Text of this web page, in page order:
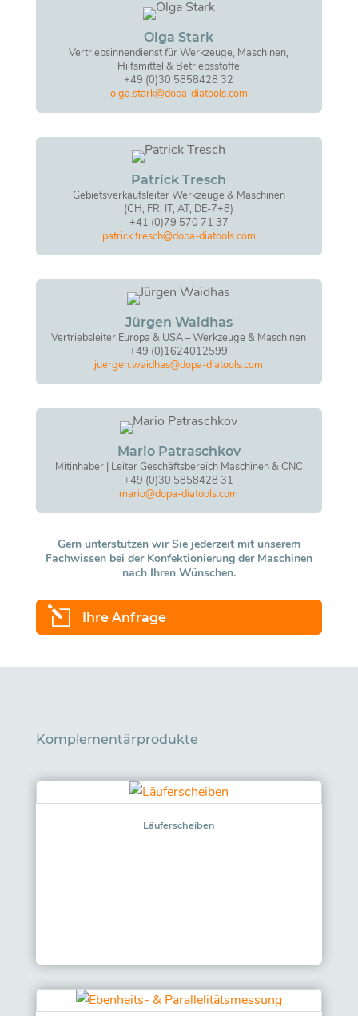
Olga Stark
Vertriebsinnendienst für Werkzeuge, Maschinen,
Hilfsmittel & Betriebsstoffe
+49 (0)30 5858428 32
olga.stark@dopa-diatools.com
Patrick Tresch
Gebietsverkaufsleiter Werkzeuge & Maschinen
(CH, FR, IT, AT, DE-7+8)
+41 (0)79 570 71 37
patrick.tresch@dopa-diatools.com
Jürgen Waidhas
Vertriebsleiter Europa & USA – Werkzeuge & Maschinen
+49 (0)1624012599
juergen.waidhas@dopa-diatools.com
Mario Patraschkov
Mitinhaber | Leiter Geschäftsbereich Maschinen & CNC
+49 (0)30 5858428 31
mario@dopa-diatools.com
Gern unterstützen wir Sie jederzeit mit unserem
Fachwissen bei der Konfektionierung der Maschinen
nach Ihren Wünschen.
l Ihre Anfrage
Komplementärprodukte
Läuferscheiben